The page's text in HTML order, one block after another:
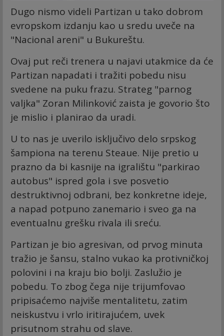
Dugo nismo videli Partizan u tako dobrom
evropskom izdanju kao u sredu uveče na
"Nacional areni" u Bukureštu.
Ovaj put reči trenera u najavi utakmice da će
Partizan napadati i tražiti pobedu nisu
svedene na puku frazu. Strateg "parnog
valjka" Zoran Milinković zaista je govorio što
je mislio i planirao da uradi.
U to nas je uverilo isključivo delo srpskog
šampiona na terenu Steaue. Nije pretio u
prazno da bi kasnije na igralištu "parkirao
autobus" ispred gola i sve posvetio
destruktivnoj odbrani, bez konkretne ideje,
a napad potpuno zanemario i sveo ga na
eventualnu grešku rivala ili sreću.
Partizan je bio agresivan, od prvog minuta
tražio je šansu, stalno vukao ka protivničkoj
polovini i na kraju bio bolji. Zaslužio je
pobedu. To zbog čega nije trijumfovao
pripisaćemo najviše mentalitetu, zatim
neiskustvu i vrlo iritirajućem, uvek
prisutnom strahu od slave.